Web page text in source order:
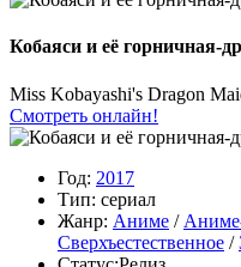
Кобаяси и её горничная-
Miss Kobayashi's Dragon
Смотреть онлайн!
Год: 2017
Тип: сериал
Жанр: Аниме /
Сверхъестественное /